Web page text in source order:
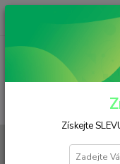
(Po-Pá, 6:30-15 hod.)
Získejte